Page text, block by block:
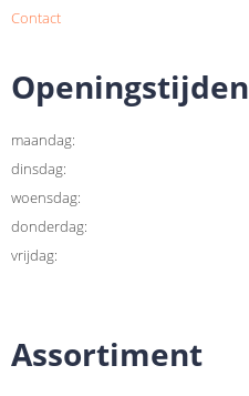
Contact
Openingstijden
maandag:
dinsdag:
woensdag:
donderdag:
vrijdag:
Assortiment